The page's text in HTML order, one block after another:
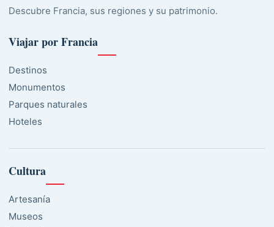
Descubre Francia, sus regiones y su patrimonio.
Viajar por Francia
Destinos
Monumentos
Parques naturales
Hoteles
Cultura
Artesanía
Museos